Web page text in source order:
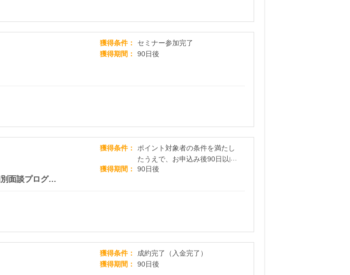
獲得条件
セミナー参加完了
獲得期間
90日後
【JPリターンズ】年収700万円以上個別面談プログラム
獲得条件
ポイント対象者の条件を満たし
たうえで、お申込み後90日以内
に個別面談を完了された方 ※遠
は、Web面談も可能です
獲得期間 90日後
獲得条件
成約完了（入金完了）
獲得期間
90日後